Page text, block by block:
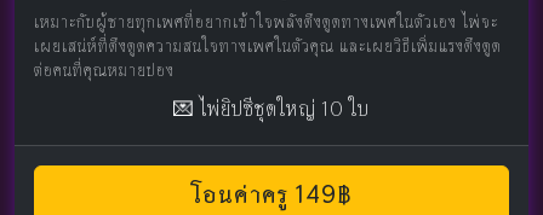
เหมาะกับผู้ชายทุกเพศที่อยากเข้าใจพลังดึงดูดทางเพศในตัวเอง ไพ่จะ
เผยเสน่ห์ที่ดึงดูดความสนใจทางเพศในตัวคุณ และเผยวิธีเพิ่มแรงดึงดูด
ต่อคนที่คุณหมายปอง
💌 ไพ่ยิปซีชุดใหญ่ 10 ใบ
โอนค่าครู 149฿